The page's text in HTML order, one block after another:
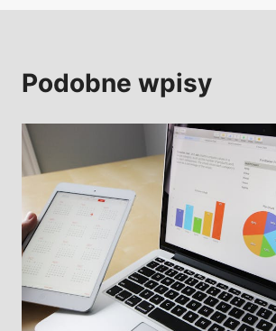
Podobne wpisy